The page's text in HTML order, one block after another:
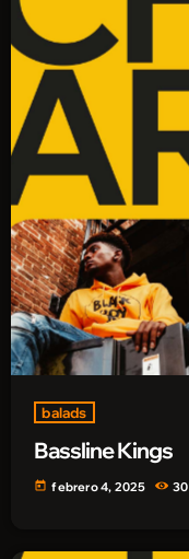
balads
Bassline Kings
today febrero 4, 2025 30